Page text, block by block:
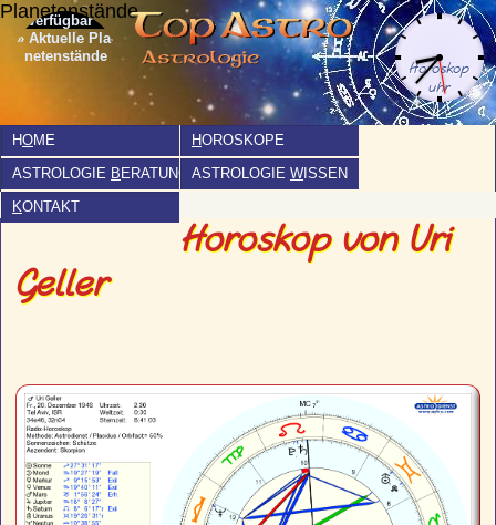
Planetenstände
» Aktuelle Pla­
netenstände
HOME HOROSKOPE
ASTROLOGIE B ERATUNG ASTROLOGIE W ISSEN
KONTAKT
Horoskop von Uri
Geller